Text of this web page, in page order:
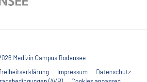
Medizin Campus Bodensee
Impressum
Datenschutz